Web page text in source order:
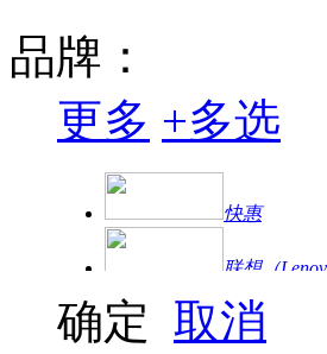
品牌：
更多 +多选
快惠
联想（
爱普生
确定 取消